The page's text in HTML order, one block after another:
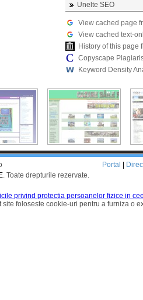
Unelte SEO
View cached page
View cached text-
History of this page
Copyscape
Keyword Density
. Toate drepturile rezervate.
Portal
privind protectia persoanelor fizice in
site foloseste cookie-uri pentru a furniza o